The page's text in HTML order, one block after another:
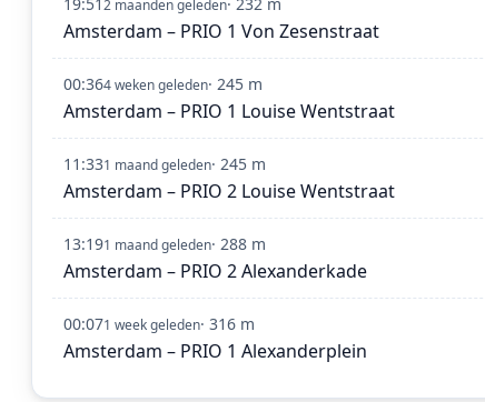
2 maanden geleden
Amsterdam – PRIO 1 Von Zesenstraat
00:364 weken geleden· 245 m
Amsterdam – PRIO 1 Louise Wentstraat
11:331 maand geleden· 245 m
Amsterdam – PRIO 2 Louise Wentstraat
13:191 maand geleden· 288 m
Amsterdam – PRIO 2 Alexanderkade
00:071 week geleden· 316 m
Amsterdam – PRIO 1 Alexanderplein